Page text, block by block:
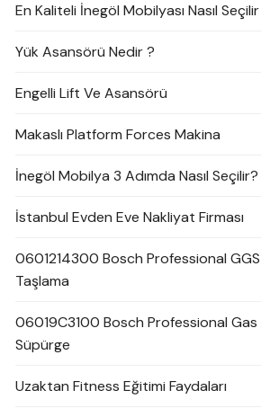
En Kaliteli İnegöl Mobilyası Nasıl
Yük Asansörü Nedir ?
Engelli Lift Ve Asansörü
Makaslı Platform Forces Makina
İnegöl Mobilya 3 Adımda Nasıl Seçilir?
İstanbul Evden Eve Nakliyat Firması
0601214300 Bosch Professional GGS
Taşlama
06019C3100 Bosch Professional
Süpürge
Uzaktan Fitness Eğitimi Faydaları